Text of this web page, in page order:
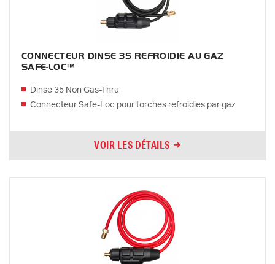
CONNECTEUR DINSE 35 REFROIDIE AU GAZ
SAFE-LOC™
Dinse 35 Non Gas-Thru
Connecteur Safe-Loc pour torches refroidies par gaz
VOIR LES DÉTAILS